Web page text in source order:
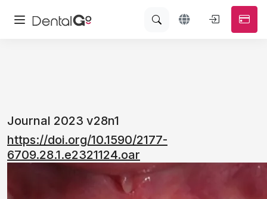
Journal 2023 v28n1
https://doi.org/10.1590/2177-
6709.28.1.e2321124.oar